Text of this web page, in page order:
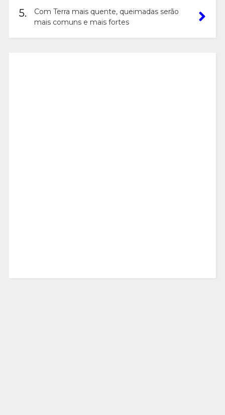
5.
Com Terra mais quente, queimadas serão
mais comuns e mais fortes